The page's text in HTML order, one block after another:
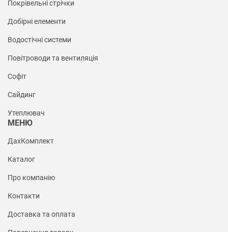
Покрівельні стрічки
Добірні елементи
Водостічні системи
Повітроводи та вентиляція
Софіт
Сайдинг
Утеплювач
МЕНЮ
ДахКомплект
Каталог
Про компанію
Контакти
Доставка та оплата